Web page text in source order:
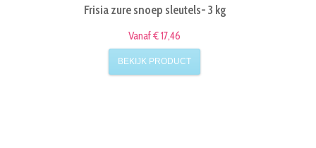
Frisia zure snoep sleutels- 3 kg
Vanaf € 17,46
BEKIJK PRODUCT